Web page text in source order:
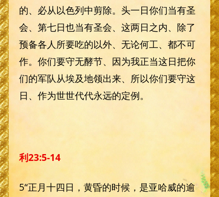
的、必从以色列中剪除。头一日你们当有圣
会、第七日也当有圣会、这两日之内、除了
预备各人所要吃的以外、无论何工、都不可
作。你们要守无酵节、因为我正当这日把你
们的军队从埃及地领出来、所以你们要守这
日、作为世世代代永远的定例。
利23:5-14
5“正月十四日，黄昏的时候，是亚哈威的逾